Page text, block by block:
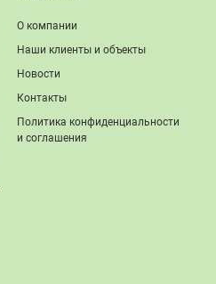
О компании
Наши клиенты и объекты
Новости
Контакты
Политика конфиденциальности
и соглашения